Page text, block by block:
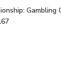
Gambling